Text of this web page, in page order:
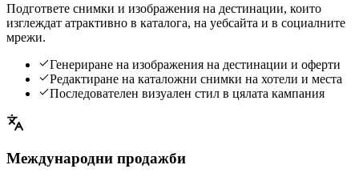
Подгответе снимки и изображения на дестинации, които
изглеждат атрактивно в каталога, на уебсайта и в социалните
мрежи.
Генериране на изображения на дестинации и оферти
Редактиране на каталожни снимки на хотели и места
Последователен визуален стил в цялата кампания
Международни продажби